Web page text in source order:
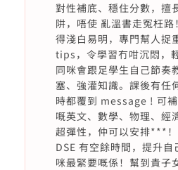
對性補底、穩住分數，擅
阱，唔使 亂溫書走冤枉
得淺白易明，專門幫人捉
tips，令學習冇咁沉悶，
同咪會跟足學生自己節奏
塞、強灌知識。課後有任
時都覆到 message ! 可
嘅英文、數學、物理、經
超彈性，仲可以安排***
DSE 有空餘時間，提升
咪最緊要嘅係！幫到貴子